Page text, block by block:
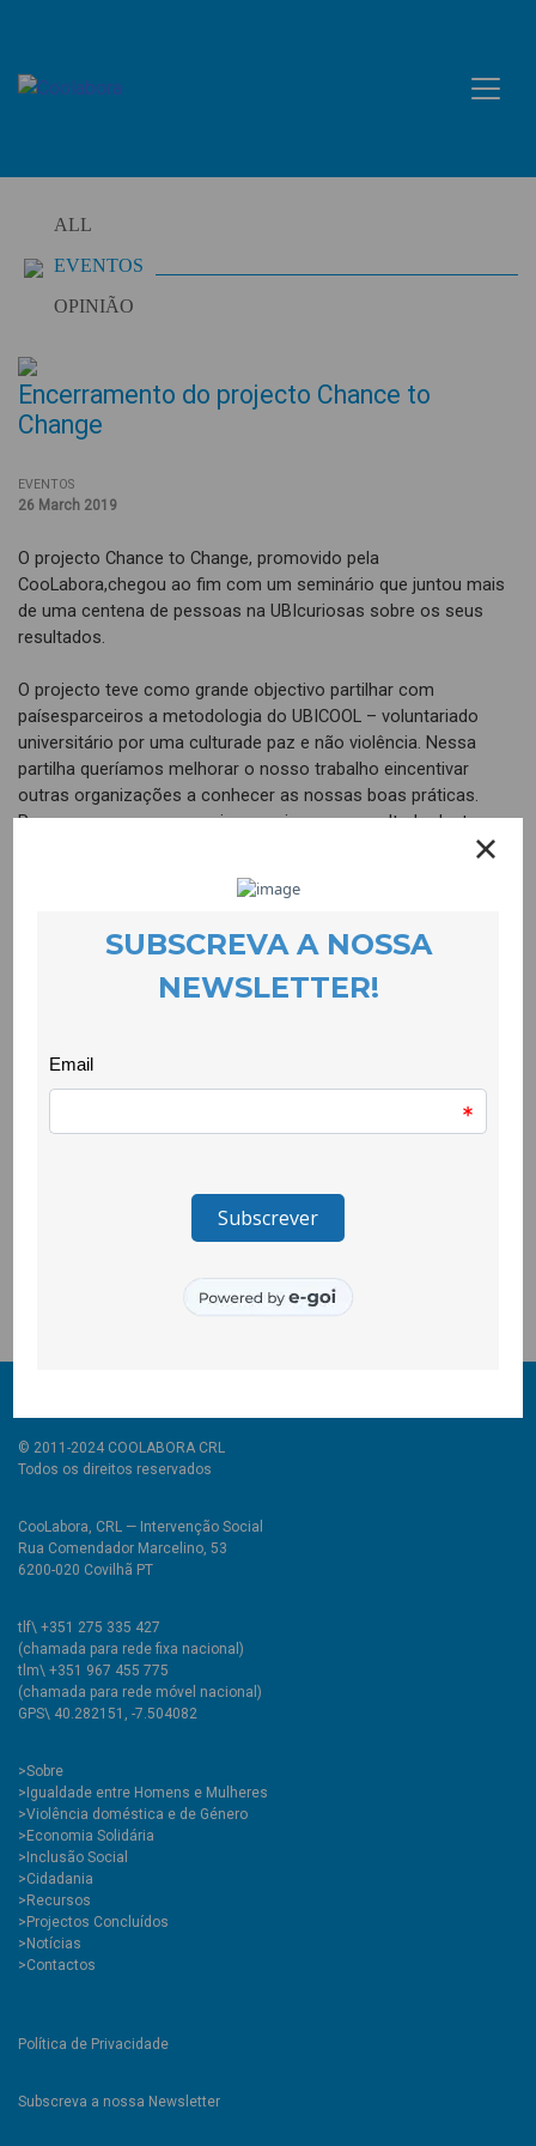
content
ALL
EVENTOS
OPINIÃO
Encerramento do projecto Chance to
Change
EVENTOS
26 March 2019
O projecto Chance to Change, promovido pela
CooLabora,chegou ao fim com um seminário que juntou mais
de uma centena de pessoas na UBIcuriosas sobre os seus
resultados.
O projecto teve como grande objectivo partilhar com
paísesparceiros a metodologia do UBICOOL – voluntariado
universitário por uma culturade paz e não violência. Nessa
partilha queríamos melhorar o nosso trabalho eincentivar
outras organizações a conhecer as nossas boas práticas.
Pensamos queo conseguimos pois como resultado desta
parceria de 2 anos temos uma página deinternet que passa a
estar disponível e que pretende ajudar pessoas eorganizações
que se interessem por este tipo de voluntariado. A
violência no namoro, obullying. Enfim, comportamentos
violentos e discriminatórios entre os jovens.
jovensfazerem um autoteste às suas competências para
fazerem voluntariado nestastemáticas.
Este projecto foi financiado pelo Programa
Strauss (Itália), PEL (Macedónia)Roter Baum (Alemanha) e UBI
© 2011-2024 COOLABORA CRL
Todos os direitos reservados
CooLabora, CRL — Intervenção Social
Rua Comendador Marcelino, 53
6200-020 Covilhã PT
tlf\ +351 275 335 427
(chamada para rede fixa nacional)
tlm\ +351 967 455 775
(chamada para rede móvel nacional)
GPS\ 40.282151, -7.504082
>Sobre
>Igualdade entre Homens e Mulheres
>Violência doméstica e de Género
>Economia Solidária
>Inclusão Social
>Cidadania
>Recursos
>Projectos Concluídos
>Notícias
>Contactos
Política de Privacidade
Subscreva a nossa Newsletter